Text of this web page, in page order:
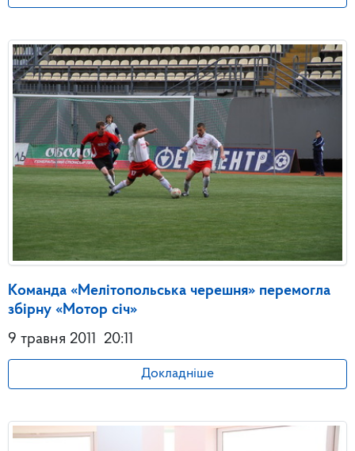
Команда «Мелітопольська черешня» перемогла
збірну «Мотор січ»
9 травня 2011
20:11
Докладніше